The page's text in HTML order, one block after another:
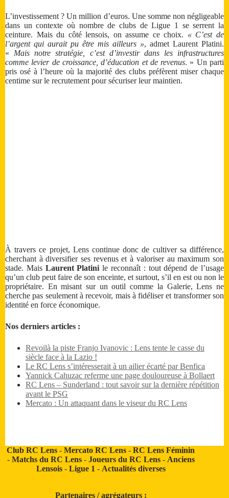
L’investissement ? Un million d’euros. Une somme non négligeable
dans un contexte où nombre de clubs de Ligue 1 se serrent la
ceinture. Mais du côté lensois, on assume ce choix. « C’est de
l’argent qui aurait pu être mis ailleurs », admet Laurent Platini.
« Mais notre stratégie, c’est d’investir dans les infrastructures
comme levier de croissance, d’éducation et de revenus. » Un parti
pris osé à l’heure où la majorité des clubs préfèrent miser chaque
centime sur le recrutement pour sécuriser leur maintien.
À travers ce projet, Lens continue donc de cultiver sa différence,
cherchant à diversifier ses revenus et à valoriser au maximum son
stade. Mais Laurent Platini le reconnaît : tout dépend de l’usage
qu’un club peut faire de son enceinte, et surtout, s’il en est ou non le
propriétaire. En misant sur un outil comme la Galerie, Lens ne
cherche pas seulement à recevoir, mais à fidéliser et transformer son
identité en force économique.
Nos derniers articles :
Revoilà la piste Franjo Ivanovic : Lens tente le casse du
siècle face à la Lazio !
Le RC Lens s’intéresserait à un ailier écarté par Benfica
Yannick Cahuzac referme une page douloureuse à Bollaert
RC Lens – Sunderland : tout savoir sur la dernière répétition
avant le PSG
Mercato : Un attaquant dans le viseur du RC Lens
Club RC Lens -Mercato RC Lens -RC Lens Féminin
- Matchs du RC Lens- Joueurs du RC Lens- Anciens
Lensois- Ligue 1 - Actualités diverses
Partenaires / agrégateurs :